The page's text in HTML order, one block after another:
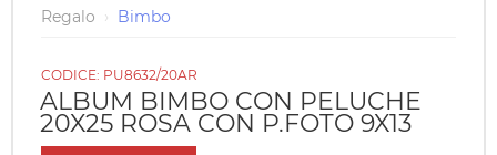
Regalo › Bimbo
CODICE: PU8632/20AR
ALBUM BIMBO CON PELUCHE
20X25 ROSA CON P.FOTO 9X13